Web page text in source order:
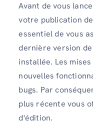
Avant de vous
votre publication
essentiel de vous
dernière version
installée. Les
nouvelles
bugs. Par
plus récente vous
d'édition.